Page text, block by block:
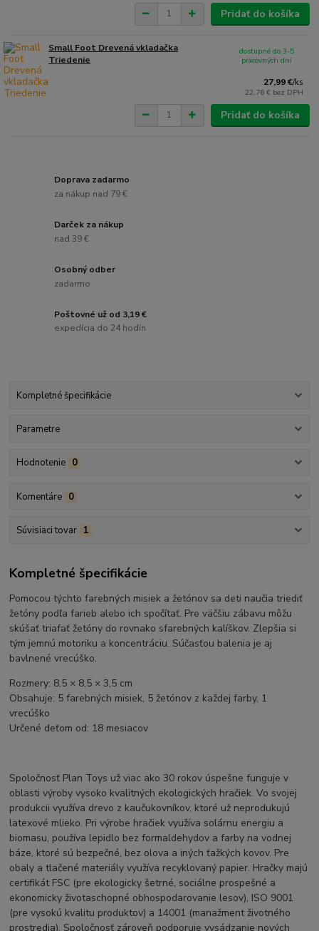
Pridať do košíka
Small Foot Drevená vkladačka
Triedenie
27,99 €/ks
22,76 € bez DPH
dostupné do 3-5
pracovných dní
Pridať do košíka
Doprava zadarmo
za nákup nad 79 €
Darček za nákup
nad 39 €
Osobný odber
zadarmo
Poštovné už od 3,19 €
expedícia do 24 hodín
Kompletné špecifikácie
Parametre
Hodnotenie 0
Komentáre 0
Súvisiaci tovar 1
Kompletné špecifikácie
Pomocou týchto farebných misiek a žetónov sa deti naučia triediť
žetóny podľa farieb alebo ich spočítať. Pre väčšiu zábavu môžu
skúšať triafať žetóny do rovnako sfarebných kalíškov. Zlepšia si
tým jemnú motoriku a koncentráciu. Súčasťou balenia je aj
bavlnené vrecúško.
Rozmery: 8,5 × 8,5 × 3,5 cm
Obsahuje: 5 farebných misiek, 5 žetónov z každej farby, 1
vrecúško
Určené deťom od: 18 mesiacov
Spoločnosť Plan Toys už viac ako 30 rokov úspešne funguje v
oblasti výroby vysoko kvalitných ekologických hračiek. Vo svojej
produkcii využíva drevo z kaučukovníkov, ktoré už neprodukujú
latexové mlieko. Pri výrobe hračiek využíva solárnu energiu a
biomasu, používa lepidlo bez formaldehydov a farby na vodnej
báze, ktoré sú bezpečné, bez olova a iných ťažkých kovov. Pre
obaly a tlačené materiály využíva recyklovaný papier. Hračky majú
certifikát FSC (pre ekologicky šetrné, sociálne prospešné a
ekonomicky životaschopné obhospodarovanie lesov), ISO 9001
(pre vysokú kvalitu produktov) a 14001 (manažment životného
prostredia). Spoločnosť zároveň podporuje vysádzanie nových